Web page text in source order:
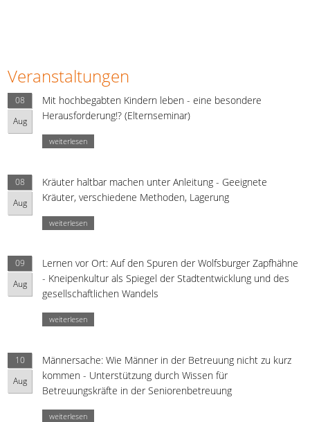
Veranstaltungen
08
Aug
Mit hochbegabten Kindern leben - eine besondere
Herausforderung!? (Elternseminar)
weiterlesen
08
Aug
Kräuter haltbar machen unter Anleitung - Geeignete
Kräuter, verschiedene Methoden, Lagerung
weiterlesen
09
Aug
Lernen vor Ort: Auf den Spuren der Wolfsburger Zapfhähne
- Kneipenkultur als Spiegel der Stadtentwicklung und des
gesellschaftlichen Wandels
weiterlesen
10
Aug
Männersache: Wie Männer in der Betreuung nicht zu kurz
kommen - Unterstützung durch Wissen für
Betreuungskräfte in der Seniorenbetreuung
weiterlesen